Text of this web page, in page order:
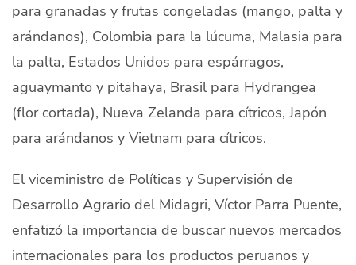
modo claro Español
para granadas y frutas congeladas (mango, palta y
arándanos), Colombia para la lúcuma, Malasia para
la palta, Estados Unidos para espárragos,
aguaymanto y pitahaya, Brasil para Hydrangea
(flor cortada), Nueva Zelanda para cítricos, Japón
para arándanos y Vietnam para cítricos.
El viceministro de Políticas y Supervisión de
Desarrollo Agrario del Midagri, Víctor Parra Puente,
enfatizó la importancia de buscar nuevos mercados
internacionales para los productos peruanos y